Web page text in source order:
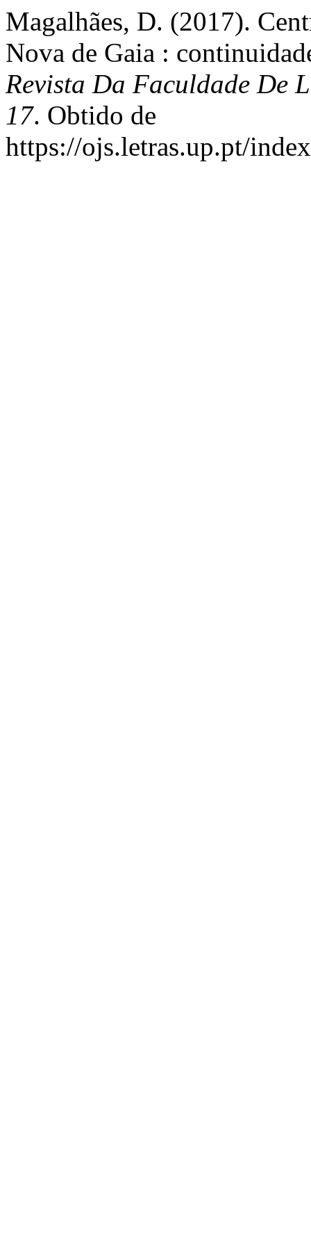
Magalhães, D. (2017).
Nova de Gaia :
Revista Da Faculdade De
17. Obtido de
https://ojs.letras.up.pt/